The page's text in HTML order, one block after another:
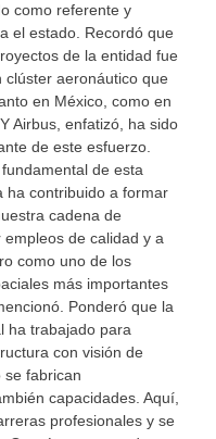
como referente y
el estado. Recordó que
de la entidad fue
clúster aeronáutico que
en México, como en
Airbus, enfatizó, ha sido
de este esfuerzo.
de esta
ha contribuido a formar
cadena de
de calidad y a
como uno de los
más importantes
Ponderó que la
ha trabajado para
con visión de
se fabrican
capacidades. Aquí,
profesionales y se